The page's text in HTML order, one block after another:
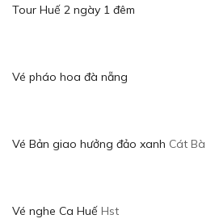
Tour Huế 2 ngày 1 đêm
Vé pháo hoa đà nẵng
Vé Bản giao hưởng đảo xanh Cát Bà
Vé nghe Ca Huế Hst